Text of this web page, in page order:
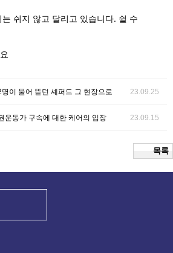
쉬지 않고 달리고 있습니다. 쉴 수
이 물어 뜯던 셰퍼드 그 현장으로 23.09.25
운동가 구속에 대한 케어의 입장 23.09.15
목록